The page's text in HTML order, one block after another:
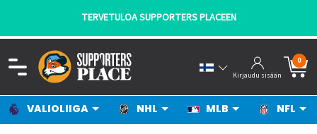
- KANNATTAJILTA KANNATTAJILLE!
Kirjaudu sisään
0
VALIOLIIGA NHL MLB NFL